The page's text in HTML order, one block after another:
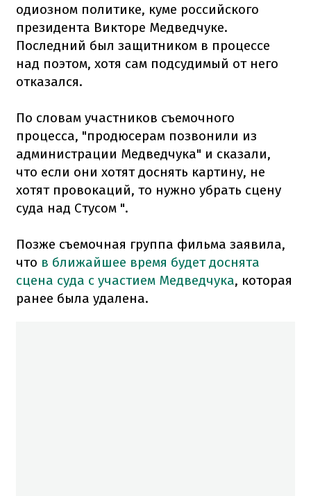
одиозном политике, куме российского
президента Викторе Медведчуке.
Последний был защитником в процессе
над поэтом, хотя сам подсудимый от него
отказался.
По словам участников съемочного
процесса, "продюсерам позвонили из
администрации Медведчука" и сказали,
что если они хотят доснять картину, не
хотят провокаций, то нужно убрать сцену
суда над Стусом ".
Позже съемочная группа фильма заявила,
что в ближайшее время будет доснята
сцена суда с участием Медведчука, которая
ранее была удалена.